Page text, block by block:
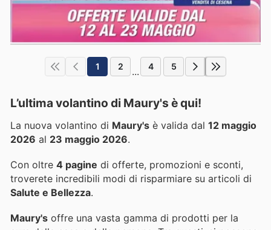
1 2 ... 4 5
L’ultima volantino di Maury's è qui!
La nuova volantino di Maury's è valida dal 12 maggio
2026 al 23 maggio 2026.
Con oltre 4 pagine di offerte, promozioni e sconti,
troverete incredibili modi di risparmiare su articoli di
Salute e Bellezza.
Maury's offre una vasta gamma di prodotti per la